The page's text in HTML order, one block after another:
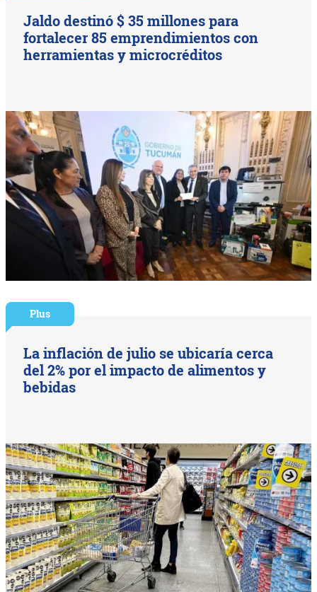
Jaldo destinó $ 35 millones para
fortalecer 85 emprendimientos con
herramientas y microcréditos
Plus
La inflación de julio se ubicaría cerca
del 2% por el impacto de alimentos y
bebidas